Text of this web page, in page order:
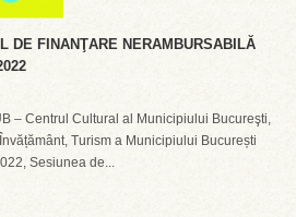
DE FINANŢARE NERAMBURSABILĂ
– Centrul Cultural al Municipiului Bucureşti,
Turism a Municipiului București
Sesiunea de...